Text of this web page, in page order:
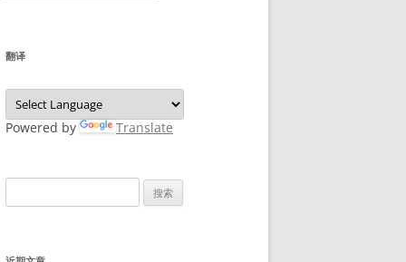
翻译
Powered by Translate
索：